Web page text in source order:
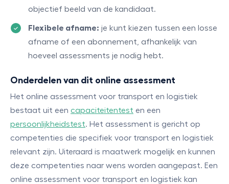
objectief beeld van de kandidaat.
Flexibele afname: je kunt kiezen tussen een losse
afname of een abonnement, afhankelijk van
hoeveel assessments je nodig hebt.
Onderdelen van dit online assessment
Het online assessment voor transport en logistiek
bestaat uit een capaciteitentest en een
persoonlijkheidstest. Het assessment is gericht op
competenties die specifiek voor transport en logistiek
relevant zijn. Uiteraard is maatwerk mogelijk en kunnen
deze competenties naar wens worden aangepast. Een
online assessment voor transport en logistiek kan